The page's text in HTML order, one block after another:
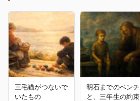
三毛猫がつないで
いたもの
明石までのベンチ
と、三年生の約束